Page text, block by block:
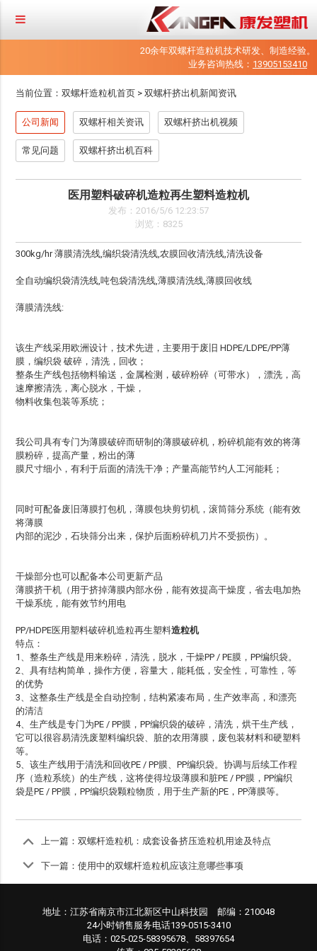
20余年双螺杆造粒机技术研发、制造经验。
业务咨询热线： 13905153410
当前位置：双螺杆造粒机首页 >双螺杆挤出机新闻资讯
公司新闻 双螺杆相关资讯 双螺杆挤出机视频
常见问题 双螺杆挤出机百科
医用塑料破碎机造粒再生塑料造粒机
发布：2016/5/6 12:23:57
浏览：8325
300kg/hr 薄膜清洗线,编织袋清洗线,农膜回收清洗线,清洗设备
全自动编织袋清洗线,吨包袋清洗线,薄膜清洗线,薄膜回收线
薄膜清洗线:
该生产线采用欧洲设计，技术先进，主要用于废旧 HDPE/LDPE/PP薄
膜，编织袋 破碎，清洗，回收；
整条生产线包括物料输送，金属检测，破碎粉碎（可带水），漂洗，高
速摩擦清洗，离心脱水，干燥，
物料收集包装等系统；
我公司具有专门为薄膜破碎而研制的薄膜破碎机，粉碎机能有效的将薄
膜粉碎，提高产量，粉出的薄
膜尺寸细小，有利于后面的清洗干净；产量高能节约人工河能耗；
同时可配备废旧薄膜打包机，薄膜包块剪切机，滚筒筛分系统（能有效
将薄膜
内部的泥沙，石块筛分出来，保护后面粉碎机刀片不受损伤）。
干燥部分也可以配备本公司更新产品
薄膜挤干机（用于挤掉薄膜内部水份，能有效提高干燥度，省去电加热
干燥系统，能有效节约用电
PP/HDPE医用塑料破碎机造粒再生塑料造粒机
特点：
1、整条生产线是用来粉碎，清洗，脱水，干燥PP / PE膜，PP编织袋。
2、具有结构简单，操作方便，容量大，能耗低，安全性，可靠性，等
的优势
3、这整条生产线是全自动控制，结构紧凑布局，生产效率高，和漂亮
的清洁
4、生产线是专门为PE / PP膜，PP编织袋的破碎，清洗，烘干生产线，
它可以很容易清洗废塑料编织袋、脏的农用薄膜，废包装材料和硬塑料
等。
5、该生产线用于清洗和回收PE / PP膜、PP编织袋。协调与后续工作程
序（造粒系统）的生产线，这将使得垃圾薄膜和脏PE / PP膜，PP编织
袋是PE / PP膜，PP编织袋颗粒物质，用于生产新的PE，PP薄膜等。
上一篇：双螺杆造粒机：成套设备挤压造粒机用途及特点
下一篇：使用中的双螺杆造粒机应该注意哪些事项
地址：江苏省南京市江北新区中山科技园 邮编：210048
24小时销售服务电话139-0515-3410
电话：025-025-58395678、58397654